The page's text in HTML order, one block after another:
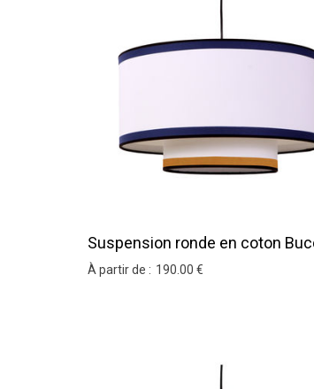
Suspension ronde en coton
À partir de : 190 .00 €